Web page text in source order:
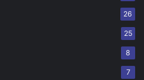
26
25
8
7